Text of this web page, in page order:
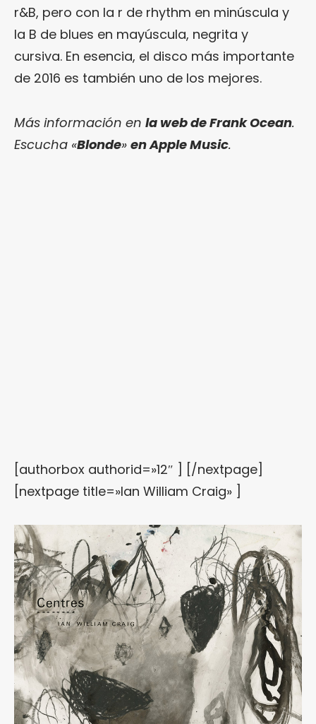
r&B, pero con la r de rhythm en minúscula y
la B de blues en mayúscula, negrita y
cursiva. En esencia, el disco más importante
de 2016 es también uno de los mejores.
Más información en la web de Frank Ocean.
Escucha «Blonde» en Apple Music.
[authorbox authorid=»12″ ] [/nextpage]
[nextpage title=»Ian William Craig» ]